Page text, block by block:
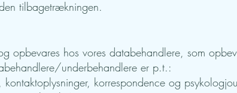
tilbagetrækningen.
opbevares hos vores databehandlere, som
underbehandlere er p.t.:
korrespondence og